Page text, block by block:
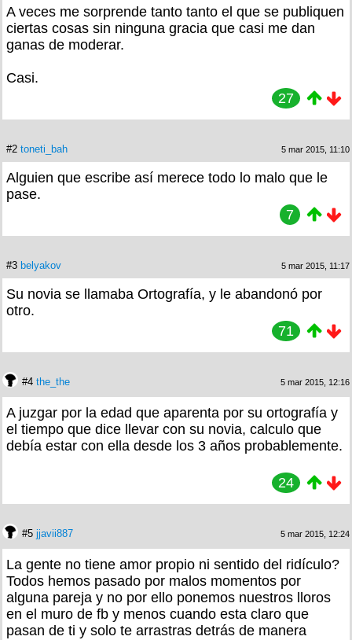
A veces me sorprende tanto tanto el que se publiquen
ciertas cosas sin ninguna gracia que casi me dan
ganas de moderar.
Casi.
27
#2 toneti_bah 5 mar 2015, 11:10
Alguien que escribe así merece todo lo malo que le
pase.
7
#3 belyakov 5 mar 2015, 11:17
Su novia se llamaba Ortografía, y le abandonó por
otro.
71
#4 the_the 5 mar 2015, 12:16
A juzgar por la edad que aparenta por su ortografía y
el tiempo que dice llevar con su novia, calculo que
debía estar con ella desde los 3 años probablemente.
24
#5 jjavii887 5 mar 2015, 12:24
La gente no tiene amor propio ni sentido del ridículo?
Todos hemos pasado por malos momentos por
alguna pareja y no por ello ponemos nuestros lloros
en el muro de fb y menos cuando esta claro que
pasan de ti y solo te arrastras detrás de manera